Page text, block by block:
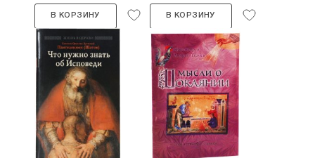
В КОРЗИНУ В КОРЗИНУ